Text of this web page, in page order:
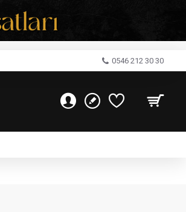
0546 212 30 30